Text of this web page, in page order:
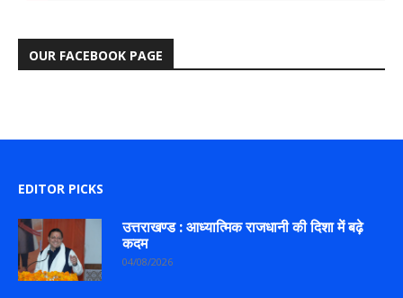
OUR FACEBOOK PAGE
EDITOR PICKS
उत्तराखण्ड : आध्यात्मिक राजधानी की दिशा में बढ़े
कदम
04/08/2026